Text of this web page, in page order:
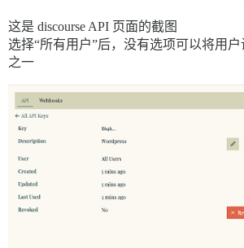
这是 discourse API 页面的截图
选择“所有用户”后，没有选项可以将用
之一